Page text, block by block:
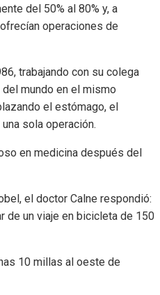
del 50% al 80% y, a
operaciones de
trabajando con su colega
mundo en el mismo
el estómago, el
sola operación.
en medicina después del
el doctor Calne respondió:
de un viaje en bicicleta de 150
10 millas al oeste de